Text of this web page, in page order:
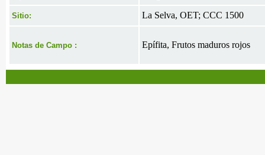
Sitio: La Selva, OET; CCC 1500
Notas de Campo : Epífita, Frutos maduros rojos